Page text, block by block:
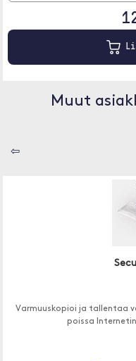
Muut
⇦
Varmuuskopioi ja tallentaa
poissa